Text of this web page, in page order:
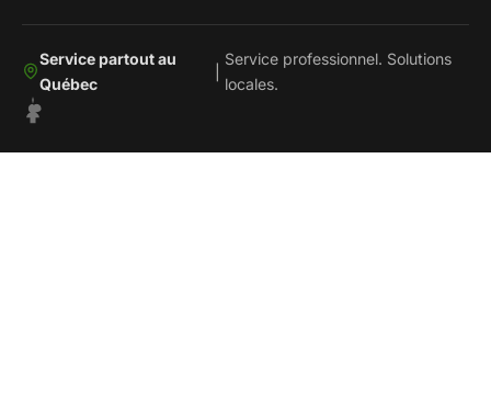
Service partout au
Québec
Service professionnel. Solutions
locales.